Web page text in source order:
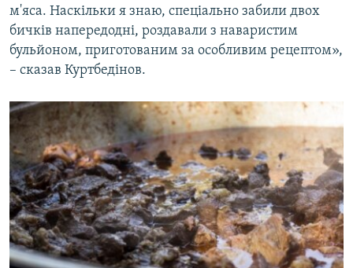
м'яса. Наскільки я знаю, спеціально забили двох
бичків напередодні, роздавали з наваристим
бульйоном, приготованим за особливим рецептом»,
– сказав Куртбедінов.